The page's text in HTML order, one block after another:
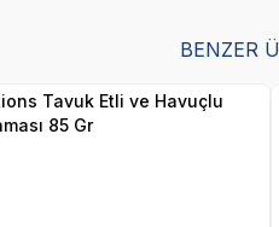
BENZER
Tavuk Etli ve Havuçlu
85 Gr